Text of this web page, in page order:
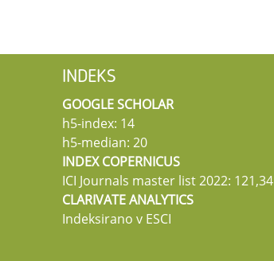
INDEKS
GOOGLE SCHOLAR
h5-index: 14
h5-median: 20
INDEX COPERNICUS
ICI Journals master list 2022: 121,34
CLARIVATE ANALYTICS
Indeksirano v ESCI